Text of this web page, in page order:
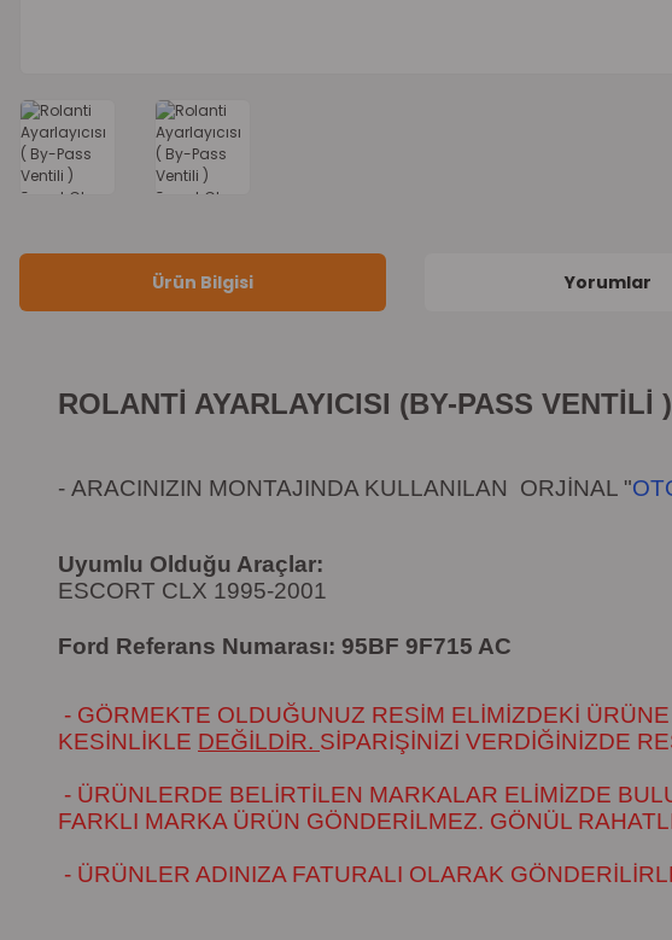
Ürün Bilgisi Yorumlar
ROLANTİ AYARLAYICISI (BY-PASS VENTİLİ
- ARACINIZIN MONTAJINDA KULLANILAN ORJİNAL "
Uyumlu Olduğu Araçlar:
ESCORT CLX 1995-2001
Ford Referans Numarası: 95BF 9F715 AC
- GÖRMEKTE OLDUĞUNUZ RESİM ELİMİZDEKİ
KESİNLİKLE DEĞİLDİR. SİPARİŞİNİZİ VERDİĞİNİZDE
- ÜRÜNLERDE BELİRTİLEN MARKALAR ELİMİZDE
FARKLI MARKA ÜRÜN GÖNDERİLMEZ. GÖNÜL
- ÜRÜNLER ADINIZA FATURALI OLARAK